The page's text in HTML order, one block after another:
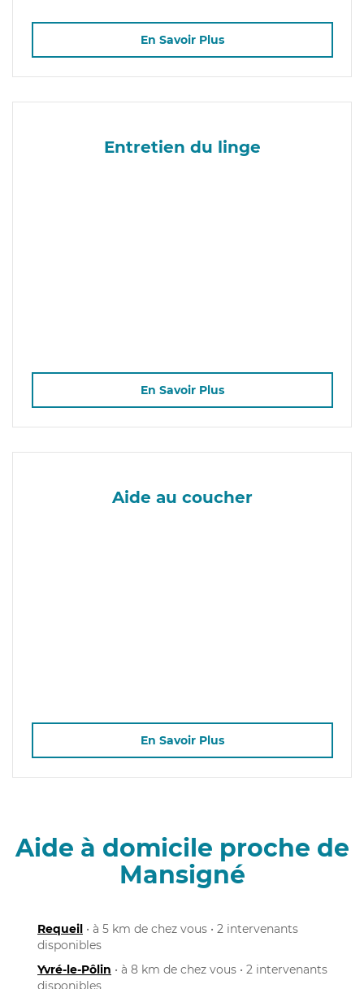
En Savoir Plus
Entretien du linge
En Savoir Plus
Aide au coucher
En Savoir Plus
Aide à domicile proche de
Mansigné
Requeil • à 5 km de chez vous • 2 intervenants
disponibles
Yvré-le-Pôlin • à 8 km de chez vous • 2 intervenants
disponibles